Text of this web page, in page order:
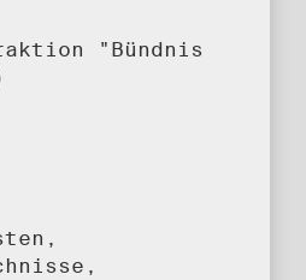
"Bündnis